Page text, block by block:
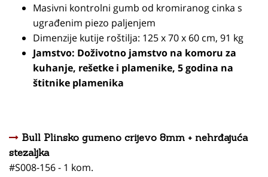
Masivni kontrolni gumb od kromiranog cinka s
ugrađenim piezo paljenjem
Dimenzije kutije roštilja: 125 x 70 x 60 cm, 91 kg
Jamstvo: Doživotno jamstvo na komoru za
kuhanje, rešetke i plamenike, 5 godina na
štitnike plamenika
Bull Plinsko gumeno crijevo 8mm + nehrđajuća
stezaljka
#S008-156 - 1 kom.